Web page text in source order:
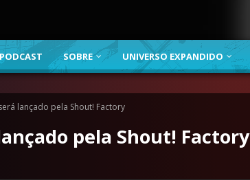
PODCAST SOBRE UNIVERSO EXPANDIDO
lançado pela Shout! Factory
pela Shout! Factory